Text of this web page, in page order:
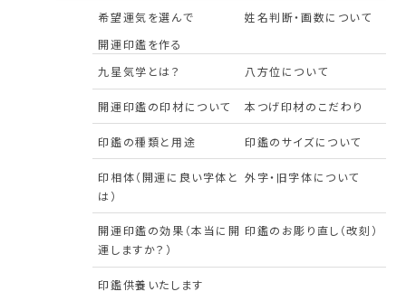
希望運気を選んで
開運印鑑を作る
姓名判断・画数について
九星気学とは？ 八方位について
開運印鑑の印材について 本つげ印材のこだわり
印鑑の種類と用途 印鑑のサイズについて
印相体（開運に良い字体と
は）
外字・旧字体について
開運印鑑の効果（本当に開
運しますか？）
印鑑のお彫り直し（改刻）
印鑑供養いたします